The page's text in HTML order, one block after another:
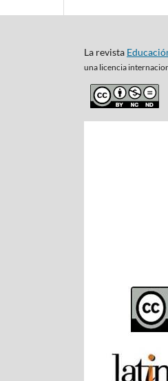
La revista
una licencia